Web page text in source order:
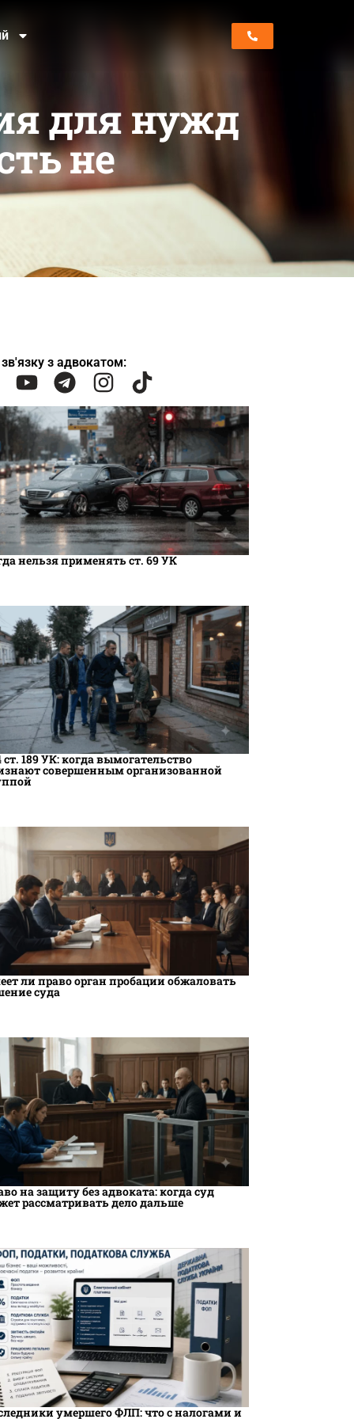
для нужд
не
з адвокатом:
нельзя применять ст. 69 УК
ст. 189 УК: когда вымогательство
совершенным организованной
ли право орган пробации обжаловать
суда
на защиту без адвоката: когда суд
рассматривать дело дальше
умершего ФЛП: что с налогами и